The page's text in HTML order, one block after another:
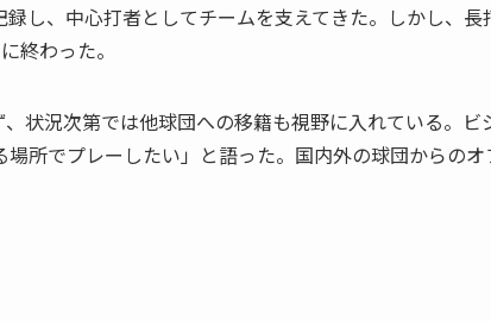
し、中心打者としてチームを支えてきた。しかし、長
終わった。
状況次第では他球団への移籍も視野に入れている。ビ
所でプレーしたい」と語った。国内外の球団からのオ